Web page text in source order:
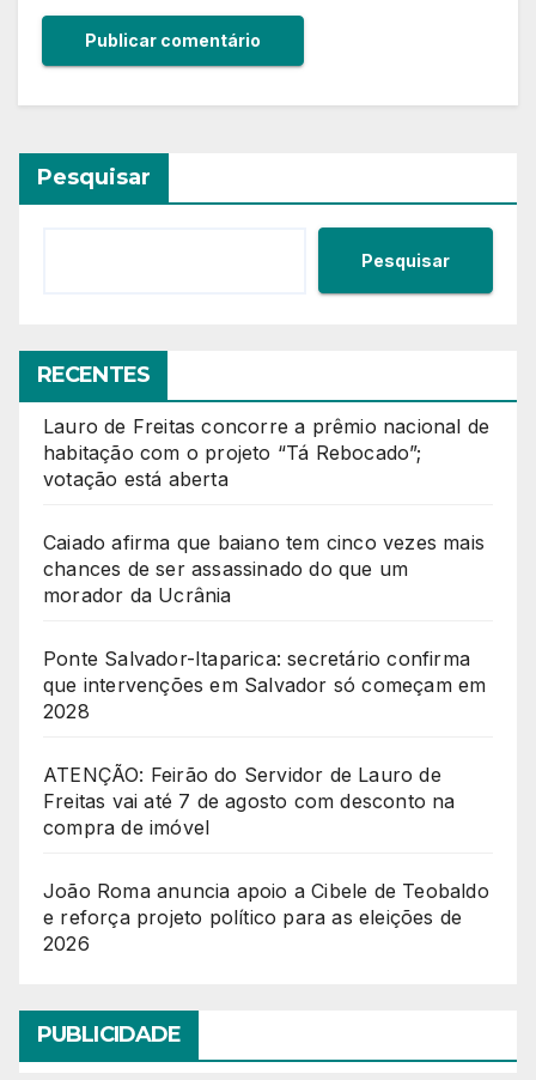
Pesquisar
Pesquisar
RECENTES
Lauro de Freitas concorre a prêmio nacional de
habitação com o projeto “Tá Rebocado”;
votação está aberta
Caiado afirma que baiano tem cinco vezes mais
chances de ser assassinado do que um
morador da Ucrânia
Ponte Salvador-Itaparica: secretário confirma
que intervenções em Salvador só começam em
2028
ATENÇÃO: Feirão do Servidor de Lauro de
Freitas vai até 7 de agosto com desconto na
compra de imóvel
João Roma anuncia apoio a Cibele de Teobaldo
e reforça projeto político para as eleições de
2026
PUBLICIDADE